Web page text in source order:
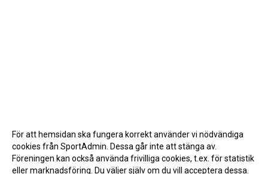
För att hemsidan ska fungera korrekt använder vi nödvändiga
cookies från SportAdmin. Dessa går inte att stänga av.
Föreningen kan också använda frivilliga cookies, t.ex. för statistik
eller marknadsföring. Du väljer själv om du vill acceptera dessa.